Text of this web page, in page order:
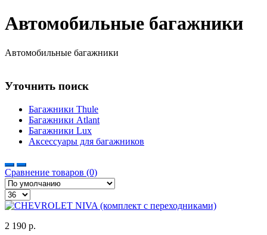
Автомобильные багажники
Автомобильные багажники
Уточнить поиск
Багажники Thule
Багажники Atlant
Багажники Lux
Аксессуары для багажников
Сравнение товаров (0)
2 190 р.